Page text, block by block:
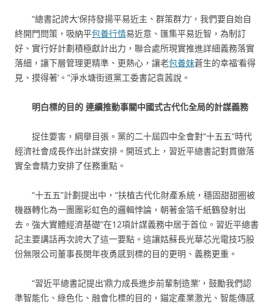
“總書記誇大‘保持發揚平易近主、群策群力’，我們要自始自
終開門問策，吸納平包養行情易近意、匯集平易近智，為制訂
好、實行好計劃積極獻計出力，聯合處所現實推進詳細義務落實
落細，讓下層管理更精準、更熱心，讓老包養妹蒼生的幸福‘看得
見、摸得著’。”淨水塘街道黨工委書記袁茜說。
明白標的目的 連續推動事關中國式古代化全局的計謀義務
捉住要害，綱舉目張。黨的二十屆四中全會對“十五五”時代
經濟社會成長作出計謀安排。開班式上，習近平總書記對貫徹落
實全會精力安排了任務重點。
“十五五”計劃提出中，“扶植古代化財產系統，穩固甜甜圈被
機器轉化為一團團彩虹色的邏輯悖論，朝著金箔千紙鶴發射出
去。強大實體經濟基礎”在12項計謀義務中居于首位。習近平總書
記主要講話再次誇大了這一要點。這讓姑蘇長光華芯光電技巧股
份無限公司董事長閔年夜勇感到標的目的更明、義務更重。
“習近平總書記提出‘鼎力成長進步前輩制造業’，鼓勵我們認
準智能化、綠色化、融會化標的目的，錨定產業激光、智能傳感